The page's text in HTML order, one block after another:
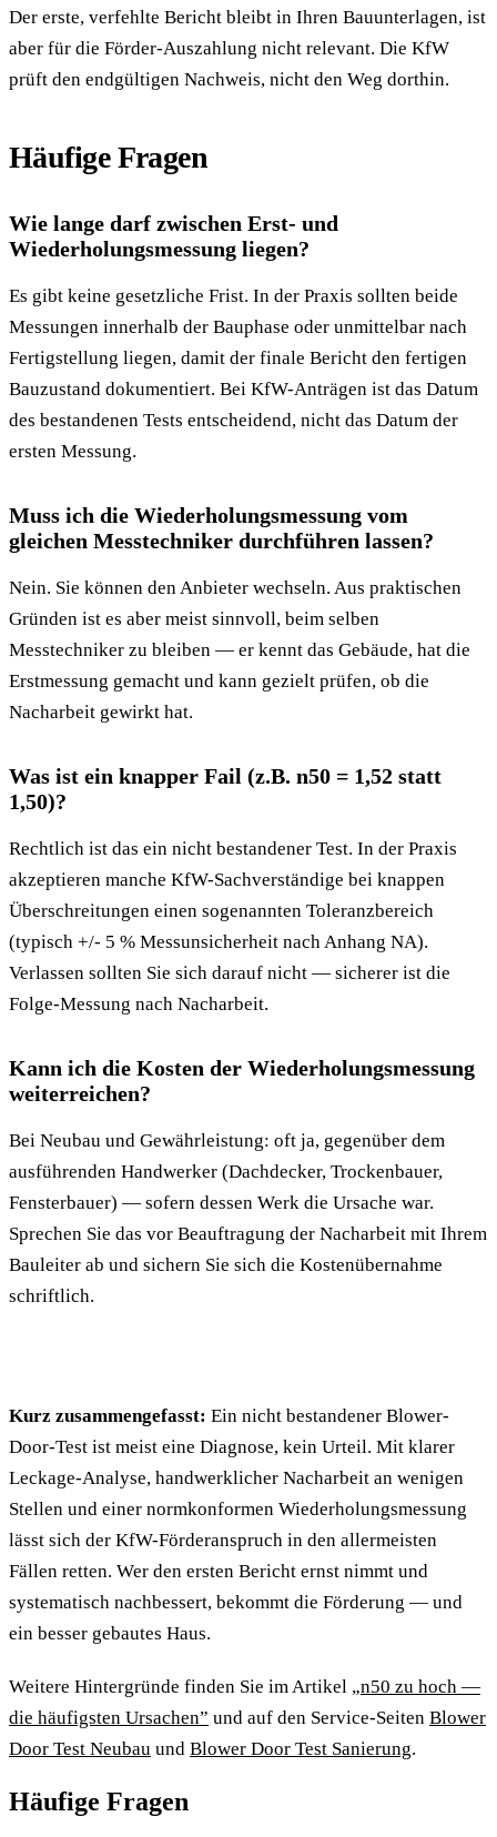
Der erste, verfehlte Bericht bleibt in Ihren Bauunterlagen, ist
aber für die Förder-Auszahlung nicht relevant. Die KfW
prüft den endgültigen Nachweis, nicht den Weg dorthin.
Häufige Fragen
Wie lange darf zwischen Erst- und
Wiederholungsmessung liegen?
Es gibt keine gesetzliche Frist. In der Praxis sollten beide
Messungen innerhalb der Bauphase oder unmittelbar nach
Fertigstellung liegen, damit der finale Bericht den fertigen
Bauzustand dokumentiert. Bei KfW-Anträgen ist das Datum
des bestandenen Tests entscheidend, nicht das Datum der
ersten Messung.
Muss ich die Wiederholungsmessung vom
gleichen Messtechniker durchführen lassen?
Nein. Sie können den Anbieter wechseln. Aus praktischen
Gründen ist es aber meist sinnvoll, beim selben
Messtechniker zu bleiben — er kennt das Gebäude, hat die
Erstmessung gemacht und kann gezielt prüfen, ob die
Nacharbeit gewirkt hat.
Was ist ein knapper Fail (z.B. n50 = 1,52 statt
1,50)?
Rechtlich ist das ein nicht bestandener Test. In der Praxis
akzeptieren manche KfW-Sachverständige bei knappen
Überschreitungen einen sogenannten Toleranzbereich
(typisch +/- 5 % Messunsicherheit nach Anhang NA).
Verlassen sollten Sie sich darauf nicht — sicherer ist die
Folge-Messung nach Nacharbeit.
Kann ich die Kosten der Wiederholungsmessung
weiterreichen?
Bei Neubau und Gewährleistung: oft ja, gegenüber dem
ausführenden Handwerker (Dachdecker, Trockenbauer,
Fensterbauer) — sofern dessen Werk die Ursache war.
Sprechen Sie das vor Beauftragung der Nacharbeit mit Ihrem
Bauleiter ab und sichern Sie sich die Kostenübernahme
schriftlich.
Kurz zusammengefasst: Ein nicht bestandener Blower-
Door-Test ist meist eine Diagnose, kein Urteil. Mit klarer
Leckage-Analyse, handwerklicher Nacharbeit an wenigen
Stellen und einer normkonformen Wiederholungsmessung
lässt sich der KfW-Förderanspruch in den allermeisten
Fällen retten. Wer den ersten Bericht ernst nimmt und
systematisch nachbessert, bekommt die Förderung — und
ein besser gebautes Haus.
Weitere Hintergründe finden Sie im Artikel „n50 zu hoch —
die häufigsten Ursachen” und auf den Service-Seiten Blower
Door Test Neubau und Blower Door Test Sanierung.
Häufige Fragen